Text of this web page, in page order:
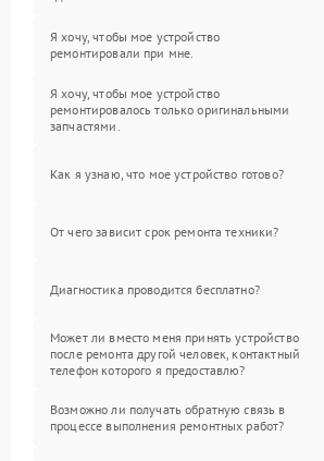
Я хочу, чтобы мое устройство
ремонтировали при мне.
Я хочу, чтобы мое устройство
ремонтировалось только оригинальными
запчастями.
Как я узнаю, что мое устройство готово?
От чего зависит срок ремонта техники?
Диагностика проводится бесплатно?
Может ли вместо меня принять устройство
после ремонта другой человек, контактный
телефон которого я предоставлю?
Возможно ли получать обратную связь в
процессе выполнения ремонтных работ?